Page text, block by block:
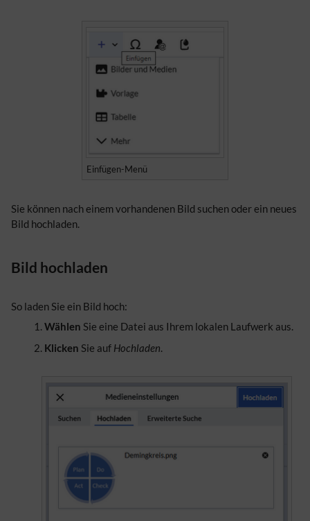
Einfügen-Menü
Sie können nach einem vorhandenen Bild suchen oder ein neues
Bild hochladen.
Bild hochladen
So laden Sie ein Bild hoch:
Wählen Sie eine Datei aus Ihrem lokalen Laufwerk aus.
Klicken Sie auf Hochladen.